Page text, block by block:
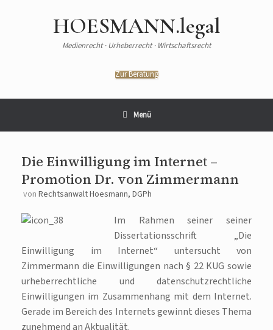
HOESMANN.legal
Medienrecht · Urheberrecht · Wirtschaftsrecht
Zur Beratung
Menü
Die Einwilligung im Internet –
Promotion Dr. von Zimmermann
von Rechtsanwalt Hoesmann, DGPh
Im Rahmen seiner seiner
Dissertationsschrift „Die
Einwilligung im Internet“ untersucht von
Zimmermann die Einwilligungen nach § 22 KUG sowie
urheberrechtliche und datenschutzrechtliche
Einwilligungen im Zusammenhang mit dem Internet.
Gerade im Bereich des Internets gewinnt dieses Thema
zunehmend an Aktualität.